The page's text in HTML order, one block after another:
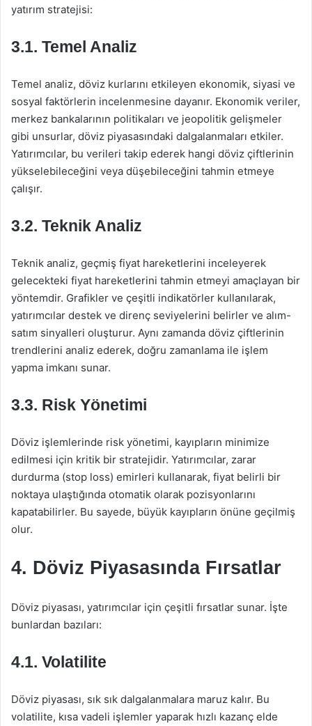
yatırım stratejisi:
3.1. Temel Analiz
Temel analiz, döviz kurlarını etkileyen ekonomik, siyasi ve
sosyal faktörlerin incelenmesine dayanır. Ekonomik veriler,
merkez bankalarının politikaları ve jeopolitik gelişmeler
gibi unsurlar, döviz piyasasındaki dalgalanmaları etkiler.
Yatırımcılar, bu verileri takip ederek hangi döviz çiftlerinin
yükselebileceğini veya düşebileceğini tahmin etmeye
çalışır.
3.2. Teknik Analiz
Teknik analiz, geçmiş fiyat hareketlerini inceleyerek
gelecekteki fiyat hareketlerini tahmin etmeyi amaçlayan bir
yöntemdir. Grafikler ve çeşitli indikatörler kullanılarak,
yatırımcılar destek ve direnç seviyelerini belirler ve alım-
satım sinyalleri oluşturur. Aynı zamanda döviz çiftlerinin
trendlerini analiz ederek, doğru zamanlama ile işlem
yapma imkanı sunar.
3.3. Risk Yönetimi
Döviz işlemlerinde risk yönetimi, kayıpların minimize
edilmesi için kritik bir stratejidir. Yatırımcılar, zarar
durdurma (stop loss) emirleri kullanarak, fiyat belirli bir
noktaya ulaştığında otomatik olarak pozisyonlarını
kapatabilirler. Bu sayede, büyük kayıpların önüne geçilmiş
olur.
4. Döviz Piyasasında Fırsatlar
Döviz piyasası, yatırımcılar için çeşitli fırsatlar sunar. İşte
bunlardan bazıları:
4.1. Volatilite
Döviz piyasası, sık sık dalgalanmalara maruz kalır. Bu
volatilite, kısa vadeli işlemler yaparak hızlı kazanç elde